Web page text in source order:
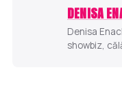
DENISA
Denisa
showbiz,